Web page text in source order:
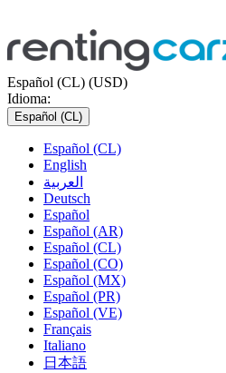
Español (CL) (USD)
Idioma:
Español (CL)
Español (CL)
English
العربية
Deutsch
Español
Español (AR)
Español (CL)
Español (CO)
Español (MX)
Español (PR)
Español (VE)
Français
Italiano
日本語